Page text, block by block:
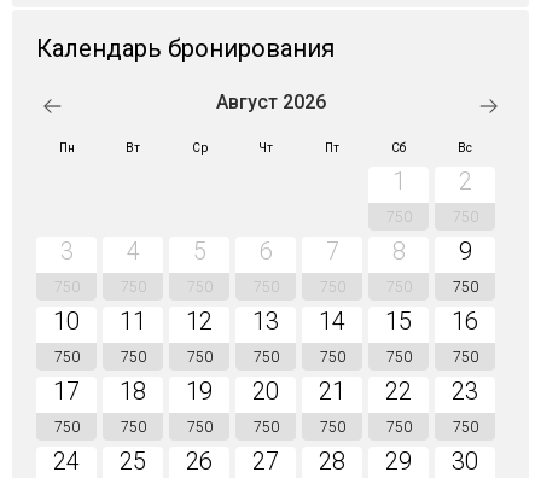
Календарь бронирования
Август 2026
Пн Вт Ср Чт Пт Сб Вс
1
750
2
750
3
750
4
750
5
750
6
750
7
750
8
750
9
750
10
750
11
750
12
750
13
750
14
750
15
750
16
750
17
750
18
750
19
750
20
750
21
750
22
750
23
750
24 25 26 27 28 29 30